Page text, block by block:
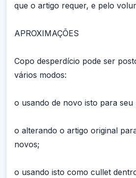
que o artigo requer, e pelo
APROXIMAÇÕES
Copo desperdício pode ser
vários modos:
o usando de novo isto para
o alterando o artigo original
novos;
o usando isto como cullet